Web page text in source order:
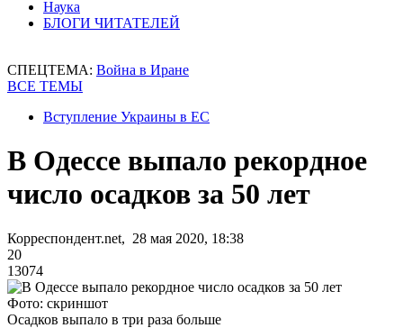
Наука
БЛОГИ ЧИТАТЕЛЕЙ
СПЕЦТЕМА: Война в Иране
ВСЕ ТЕМЫ
Вступление Украины в ЕС
В Одессе выпало рекордное
число осадков за 50 лет
Корреспондент.net, 28 мая 2020, 18:38
20
13074
Фото: скриншот
Осадков выпало в три раза больше